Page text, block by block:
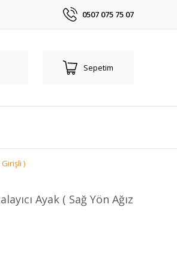
0507 075 75 07
Sepetim
)
Ayak ( Sağ Yön Ağız